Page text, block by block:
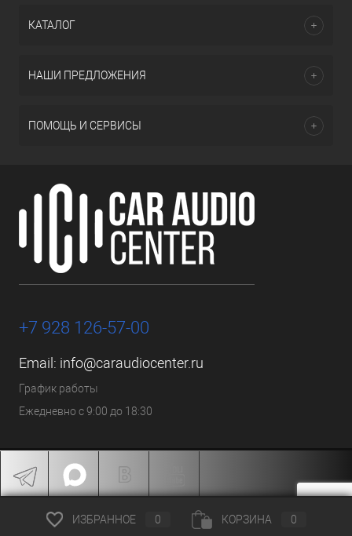
КАТАЛОГ
НАШИ ПРЕДЛОЖЕНИЯ
ПОМОЩЬ И СЕРВИСЫ
+7 928 126-57-00
Email: info@caraudiocenter.ru
График работы
Ежедневно с 9:00 до 18:30
ИЗБРАННОЕ 0 КОРЗИНА 0